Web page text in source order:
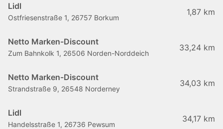
Lidl
Ostfriesenstraße 1, 26757 Borkum
1,87 km
Netto Marken-Discount
Zum Bahnkolk 1, 26506 Norden-Norddeich
33,24 km
Netto Marken-Discount
Strandstraße 9, 26548 Norderney
34,03 km
Lidl
Handelsstraße 1, 26736 Pewsum
34,17 km